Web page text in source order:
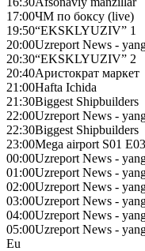
17:00ЧМ по боксу (live)
19:50“EKSKLYUZIV” 1
20:00Uzreport News -
20:30“EKSKLYUZIV” 2
20:40Аристократ маркет
21:00Hafta Ichida
21:30Biggest Shipbuilders
22:00Uzreport News -
22:30Biggest Shipbuilders
23:00Mega airport S01 E03
00:00Uzreport News -
01:00Uzreport News -
02:00Uzreport News -
03:00Uzreport News -
04:00Uzreport News -
05:00Uzreport News -
Eu